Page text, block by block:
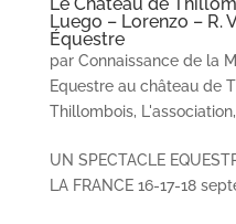
Luego – Lorenzo – R.
Équestre
par Connaissance de la
Equestre au château de
Thillombois, L'association,
UN SPECTACLE
LA FRANCE 16-17-18